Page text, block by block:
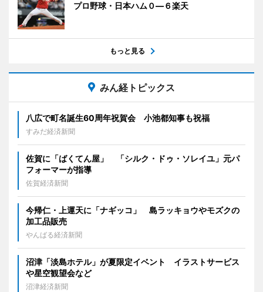
プロ野球・日本ハム０―６楽天
もっと見る
みん経トピックス
八広で町名誕生60周年祝賀会 小池都知事も祝福
すみだ経済新聞
佐賀に「ばくてん屋」 「シルク・ドゥ・ソレイユ」元パ
フォーマーが指導
佐賀経済新聞
今帰仁・上運天に「ナギッコ」 島ラッキョウやモズクの
加工品販売
やんばる経済新聞
沼津「淡島ホテル」が夏限定イベント イラストサービス
や星空観望会など
沼津経済新聞